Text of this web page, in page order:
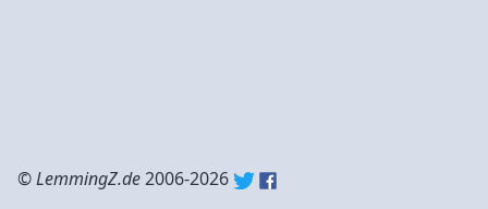
©LemmingZ.de2006-2026